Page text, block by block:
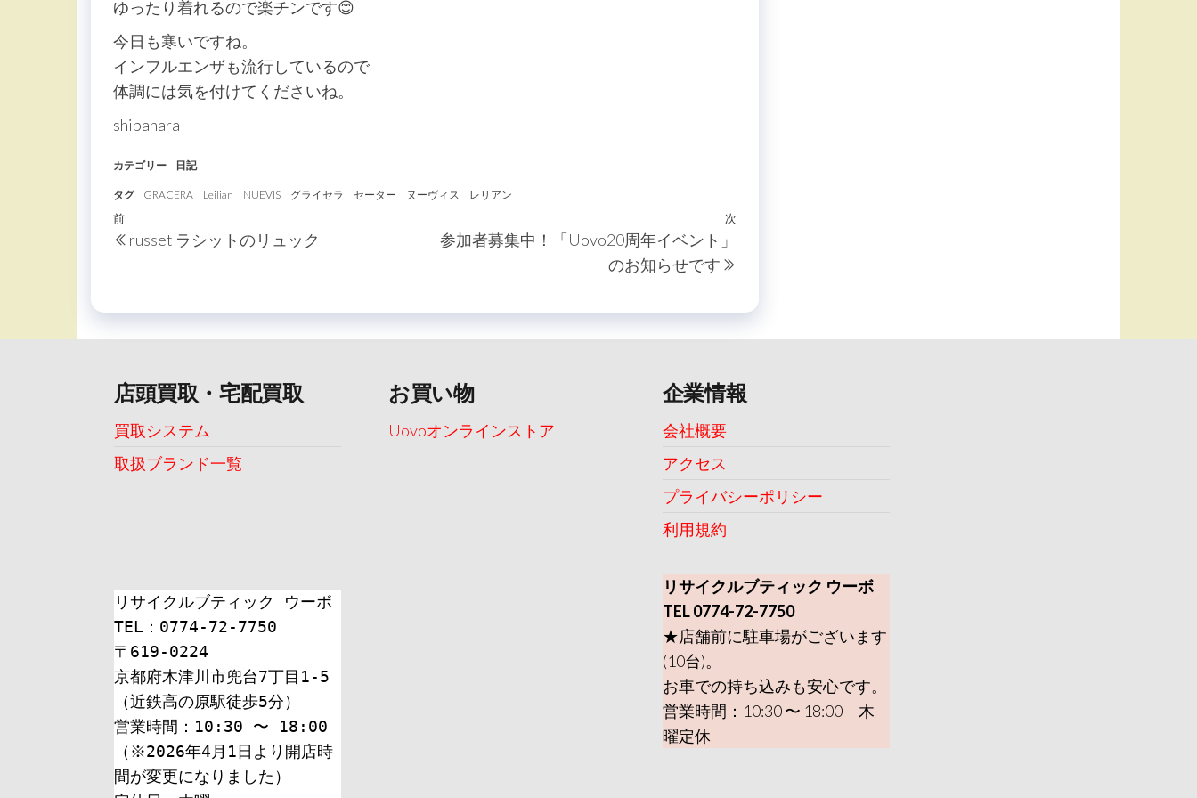
ゆったり着れるので楽チンです😊
今日も寒いですね。
インフルエンザも流行しているので
体調には気を付けてくださいね。
shibahara
カテゴリー 日記
タグ GRACERA Leilian NUEVIS グライセラ セーター ヌーヴィス レリアン
投
稿
ビ
ゲ
シ
ョ
ン
過
去
前
russet ラシットのリュック
次
次
参加者募集中！「Uovo20周年イベント」
のお知らせです
店頭買取・宅配買取
買取システム
取扱ブランド一覧
お買い物
Uovoオンラインストア
企業情報
会社概要
アクセス
プライバシーポリシー
利用規約
リサイクルブティック ウーボ
TEL：0774-72-7750
〒619-0224
京都府木津川市兜台7丁目1-5
（近鉄高の原駅徒歩5分）
営業時間：10:30 〜 18:00
（※2026年4月1日より開店時
間が変更になりました）
リサイクルブティック ウーボ
TEL 0774-72-7750
★店舗前に駐車場がございます
(10台)。
お車での持ち込みも安心です。
営業時間：10:30 〜 18:00 木
曜定休